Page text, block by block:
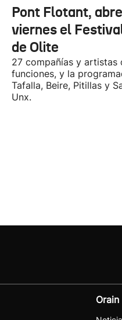
Pont Flotant,
viernes el
de Olite
27 compañías y artistas
funciones, y la
Tafalla, Beire, Pitillas y
Unx.
Orain